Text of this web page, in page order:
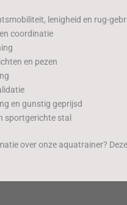
lenigheid en rug-
coordinatie
en pezen
en gunstig geprijsd
sportgerichte stal
over onze aquatrainer?